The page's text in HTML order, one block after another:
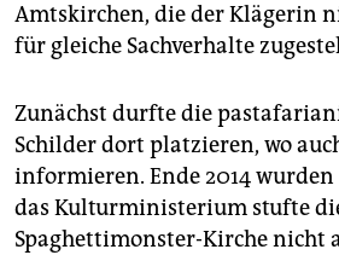
Amtskirchen, die der Klägerin
für gleiche Sachverhalte
Zunächst durfte die
Schilder dort platzieren, wo
informieren. Ende 2014
das Kulturministerium stufte
Spaghettimonster-Kirche nicht